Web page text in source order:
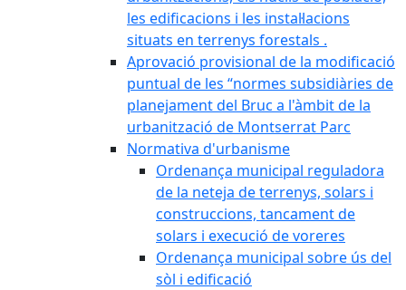
les edificacions i les instal·lacions
situats en terrenys forestals .
Aprovació provisional de la modificació
puntual de les “normes subsidiàries de
planejament del Bruc a l'àmbit de la
urbanització de Montserrat Parc
Normativa d'urbanisme
Ordenança municipal reguladora
de la neteja de terrenys, solars i
construccions, tancament de
solars i execució de voreres
Ordenança municipal sobre ús del
sòl i edificació